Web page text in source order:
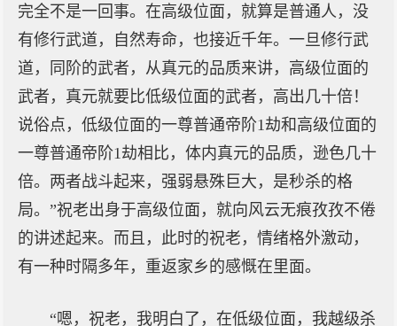
完全不是一回事。在高级位面，就算是普通人，没
有修行武道，自然寿命，也接近千年。一旦修行武
道，同阶的武者，从真元的品质来讲，高级位面的
武者，真元就要比低级位面的武者，高出几十倍！
说俗点，低级位面的一尊普通帝阶1劫和高级位面的
一尊普通帝阶1劫相比，体内真元的品质，逊色几十
倍。两者战斗起来，强弱悬殊巨大，是秒杀的格
局。”祝老出身于高级位面，就向风云无痕孜孜不倦
的讲述起来。而且，此时的祝老，情绪格外激动，
有一种时隔多年，重返家乡的感慨在里面。
“嗯，祝老，我明白了，在低级位面，我越级杀